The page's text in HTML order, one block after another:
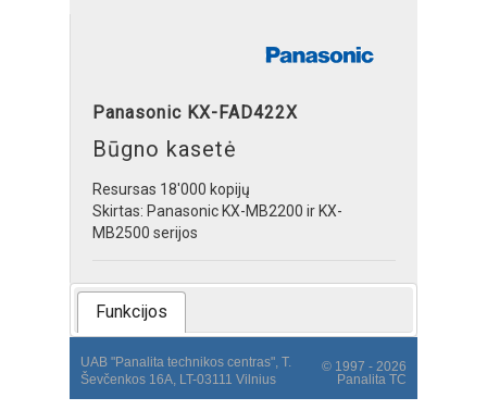
Panasonic KX-FAD422X
Būgno kasetė
Resursas 18'000 kopijų
Skirtas: Panasonic KX-MB2200 ir KX-
MB2500 serijos
Funkcijos
UAB "Panalita technikos centras", T.
Ševčenkos 16A, LT-03111 Vilnius
© 1997 - 2026
Panalita TC